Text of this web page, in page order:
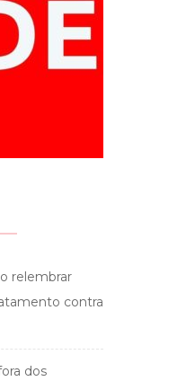
relembrar
contra
dos